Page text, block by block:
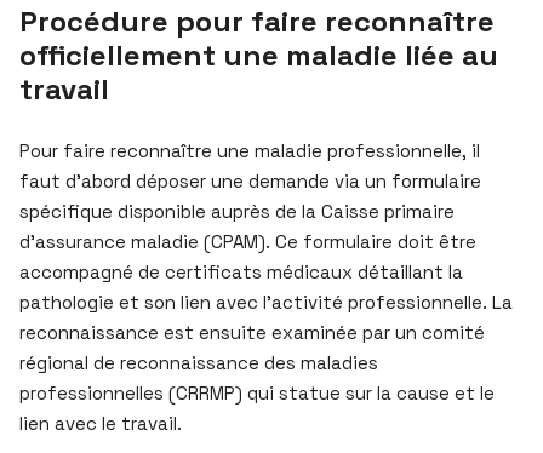
Procédure pour faire reconnaître
officiellement une maladie liée au
travail
Pour faire reconnaître une maladie professionnelle, il
faut d’abord déposer une demande via un formulaire
spécifique disponible auprès de la Caisse primaire
d’assurance maladie (CPAM). Ce formulaire doit être
accompagné de certificats médicaux détaillant la
pathologie et son lien avec l’activité professionnelle. La
reconnaissance est ensuite examinée par un comité
régional de reconnaissance des maladies
professionnelles (CRRMP) qui statue sur la cause et le
lien avec le travail.